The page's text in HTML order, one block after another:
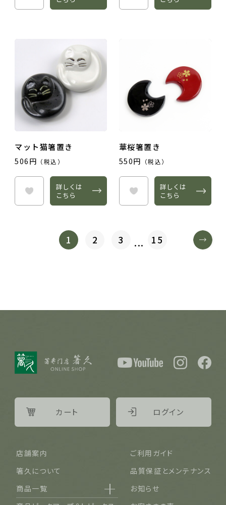
マット猫箸置き
506円 （税込）
詳しくは
こちら
華桜箸置き
550円 （税込）
詳しくは
こちら
1 2 3 ... 15
店舗案内
ご利用ガイド
箸久について
品質保証とメンテナンス
商品一覧
お知らせ
カート ログイン